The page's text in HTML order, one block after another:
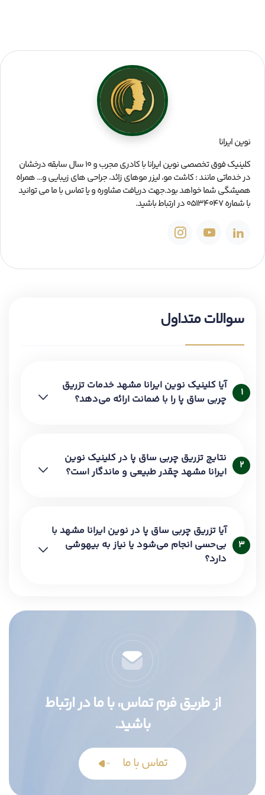
نوین ایرانا
کلینیک فوق تخصصی نوین ایرانا با کادری مجرب و ۱۰ سال سابقه درخشان
در خدماتی مانند : کاشت مو، لیزر موهای زائد، جراحی های زیبایی و... همراه
همیشگی شما خواهد بود.جهت دریافت مشاوره و یا تماس با ما می توانید
با شماره 05134047 در ارتباط باشید.
سوالات متداول
1
آیا کلینیک نوین ایرانا مشهد خدمات تزریق
چربی ساق پا را با ضمانت ارائه می‌دهد؟
2
نتایج تزریق چربی ساق پا در کلینیک نوین
ایرانا مشهد چقدر طبیعی و ماندگار است؟
3
آیا تزریق چربی ساق پا در نوین ایرانا مشهد با
بی‌حسی انجام می‌شود یا نیاز به بیهوشی
دارد؟
از طریق فرم تماس، با ما در ارتباط
باشید.
تماس با ما